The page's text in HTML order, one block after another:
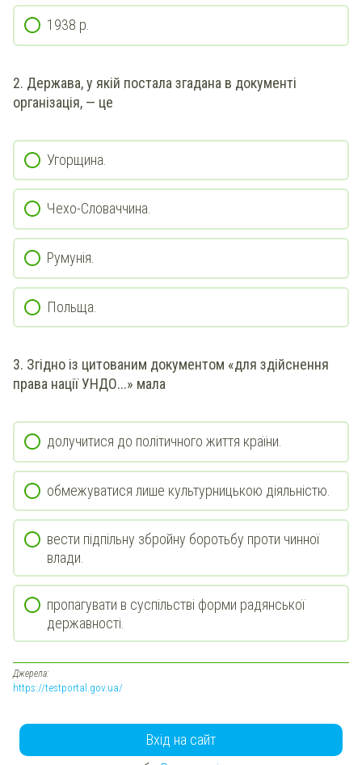
1938 р.
2. Держава, у якій постала згадана в документі
організація, — це
Угорщина.
Чехо-Словаччина.
Румунія.
Польща.
3. Згідно із цитованим документом «для здійснення
права нації УНДО...» мала
долучитися до політичного життя країни.
обмежуватися лише культурницькою діяльністю.
вести підпільну збройну боротьбу проти чинної
влади.
пропагувати в суспільстві форми радянської
державності.
Джерела:
https://testportal.gov.ua/
Вхід на сайт